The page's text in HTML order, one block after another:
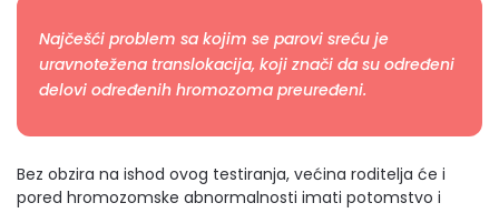
Najčešći problem sa kojim se parovi sreću je
uravnotežena translokacija, koji znači da su određeni
delovi određenih hromozoma preuređeni.
Bez obzira na ishod ovog testiranja, većina roditelja će i
pored hromozomske abnormalnosti imati potomstvo i